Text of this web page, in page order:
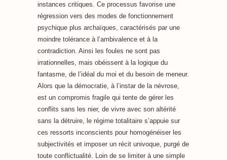
instances critiques. Ce processus favorise une
régression vers des modes de fonctionnement
psychique plus archaïques, caractérisés par une
moindre tolérance à l’ambivalence et à la
contradiction. Ainsi les foules ne sont pas
irrationnelles, mais obéissent à la logique du
fantasme, de l’idéal du moi et du besoin de meneur.
Alors que la démocratie, à l’instar de la névrose,
est un compromis fragile qui tente de gérer les
conflits sans les nier, de vivre avec son altérité
sans la détruire, le régime totalitaire s’appuie sur
ces ressorts inconscients pour homogénéiser les
subjectivités et imposer un récit univoque, purgé de
toute conflictualité. Loin de se limiter à une simple